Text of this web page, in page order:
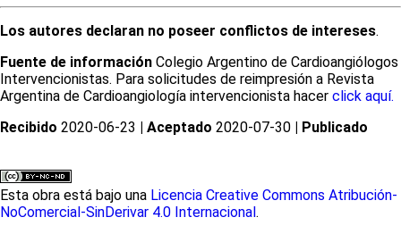
Los autores declaran no poseer conflictos de intereses.
Fuente de información Colegio Argentino de Cardioangiólogos
Intervencionistas. Para solicitudes de reimpresión a Revista
Argentina de Cardioangiología intervencionista hacer click aquí.
Recibido 2020-06-23 | Aceptado 2020-07-30 | Publicado
Esta obra está bajo una Licencia Creative Commons Atribución-
NoComercial-SinDerivar 4.0 Internacional.